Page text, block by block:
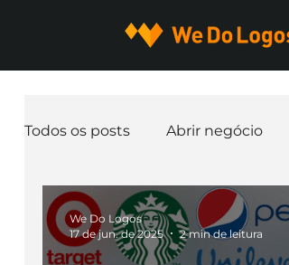
Todos os posts Abrir negócio
Expandir negócio Finanças
We Do Logos
17 de jun. de 2025
2 min de leitura